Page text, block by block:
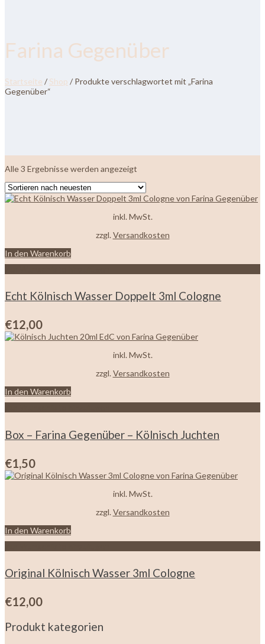
Farina Gegenüber
Startseite / Shop / Produkte verschlagwortet mit „Farina
Gegenüber“
Alle 3 Ergebnisse werden angezeigt
sortiert
inkl. MwSt.
zzgl. Versandkosten
In den Warenkorb
Echt Kölnisch Wasser Doppelt 3ml Cologne
€12,00
inkl. MwSt.
zzgl.Versandkosten
In den Warenkorb
Box – Farina Gegenüber – Kölnisch Juchten
€1,50
inkl. MwSt.
zzgl. Versandkosten
In den Warenkorb
Original Kölnisch Wasser 3ml Cologne
€12,00
Produkt kategorien